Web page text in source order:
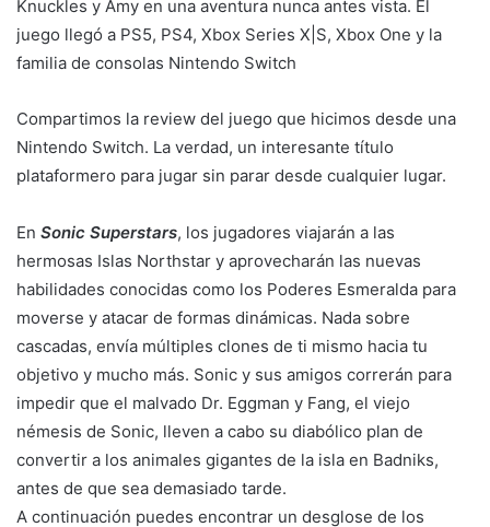
Knuckles y Amy en una aventura nunca antes vista. El
juego llegó a PS5, PS4, Xbox Series X|S, Xbox One y la
familia de consolas Nintendo Switch
Compartimos la review del juego que hicimos desde una
Nintendo Switch. La verdad, un interesante título
plataformero para jugar sin parar desde cualquier lugar.
En Sonic Superstars, los jugadores viajarán a las
hermosas Islas Northstar y aprovecharán las nuevas
habilidades conocidas como los Poderes Esmeralda para
moverse y atacar de formas dinámicas. Nada sobre
cascadas, envía múltiples clones de ti mismo hacia tu
objetivo y mucho más. Sonic y sus amigos correrán para
impedir que el malvado Dr. Eggman y Fang, el viejo
némesis de Sonic, lleven a cabo su diabólico plan de
convertir a los animales gigantes de la isla en Badniks,
antes de que sea demasiado tarde.
A continuación puedes encontrar un desglose de los